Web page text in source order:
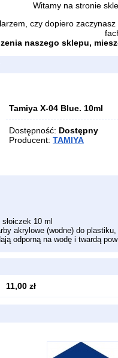
Witamy na stronie
czy dopiero
naszego sklepu,
Tamiya X-04 Blue. 10ml
Dostępność: Dostępny
Producent: TAMIYA
10 ml
akrylowe (wodne) do
odporną na wodę i twardą
11,00 zł